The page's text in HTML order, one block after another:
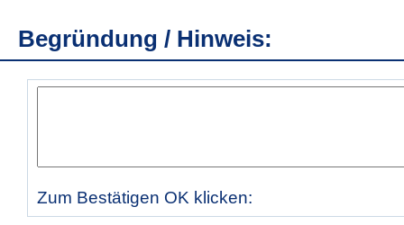
Begründung / Hinweis:
Zum Bestätigen OK klicken: